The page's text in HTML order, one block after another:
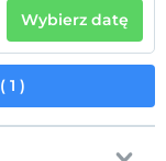
Wybierz datę
1 )